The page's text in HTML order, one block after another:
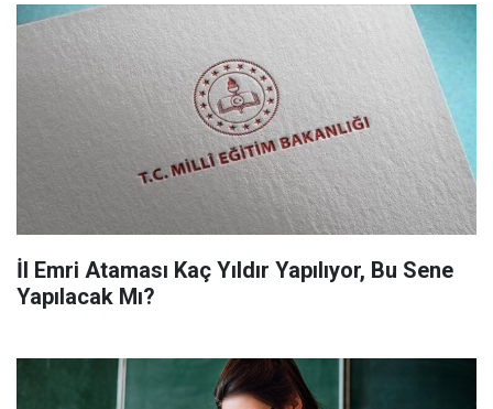
İl Emri Ataması Kaç Yıldır Yapılıyor, Bu Sene
Yapılacak Mı?